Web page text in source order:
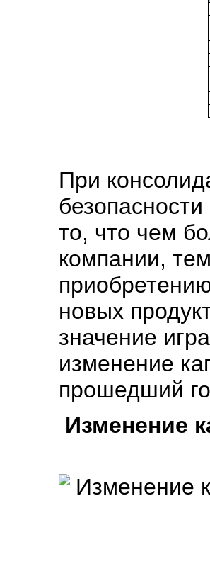
При
то, что чем
компании,
новых
значение
изменение
прошедший
Изменение